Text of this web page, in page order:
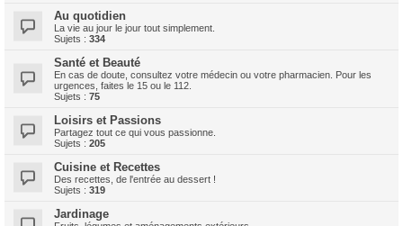
Au quotidien
La vie au jour le jour tout simplement.
Sujets : 334
Santé et Beauté
En cas de doute, consultez votre médecin ou votre pharmacien. Pour les
urgences, faites le 15 ou le 112.
Sujets : 75
Loisirs et Passions
Partagez tout ce qui vous passionne.
Sujets : 205
Cuisine et Recettes
Des recettes, de l'entrée au dessert !
Sujets : 319
Jardinage